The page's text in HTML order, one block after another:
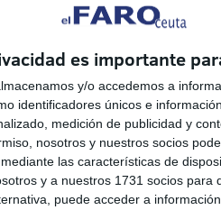
es importante
y/o accedemos a
identificadores únicos e
medición de publicidad y
nosotros y nuestros socios
las características de
y a nuestros 1731 socios para
puede acceder a
quinielas, uno de los juegos de